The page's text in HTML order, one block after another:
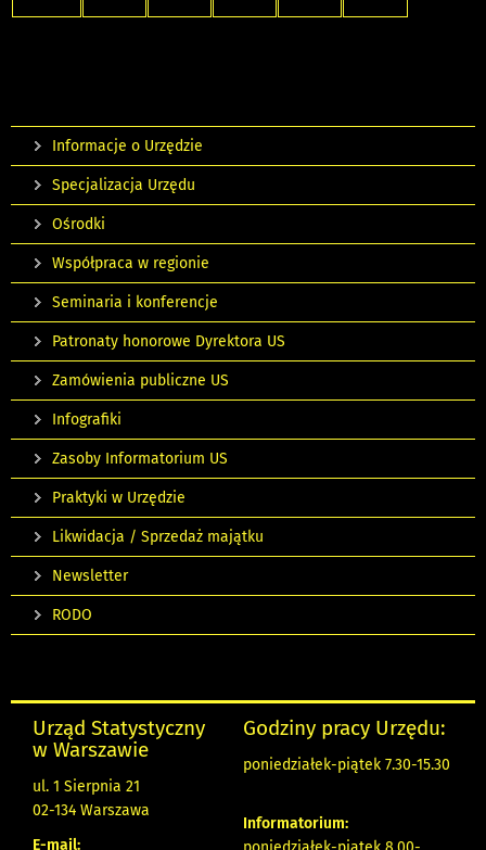
Informacje o Urzędzie
Specjalizacja Urzędu
Ośrodki
Współpraca w regionie
Seminaria i konferencje
Patronaty honorowe Dyrektora US
Zamówienia publiczne US
Infografiki
Zasoby Informatorium US
Praktyki w Urzędzie
Likwidacja / Sprzedaż majątku
Newsletter
RODO
Urząd Statystyczny
w Warszawie
ul. 1 Sierpnia 21
02-134 Warszawa
E-mail:
Godziny pracy Urzędu:
poniedziałek-piątek 7.30-15.30
Informatorium: